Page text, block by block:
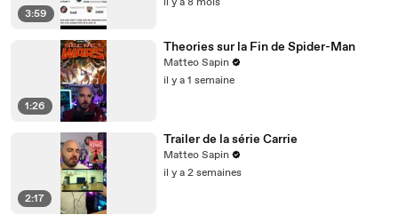
3:59
1:26
Theories sur la Fin de Spider-Man
Matteo Sapin
il y a 1 semaine
2:17
Trailer de la série Carrie
Matteo Sapin
il y a 2 semaines